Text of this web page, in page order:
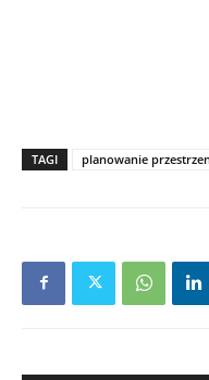
TAGI planowanie